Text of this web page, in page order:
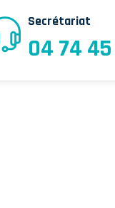
Secrétariat
04 74